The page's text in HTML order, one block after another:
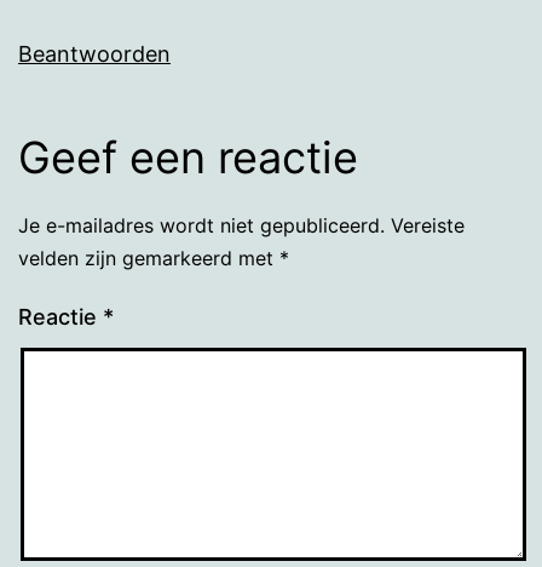
Beantwoorden
Geef een reactie
Je e-mailadres wordt niet gepubliceerd. Vereiste
velden zijn gemarkeerd met *
Reactie *